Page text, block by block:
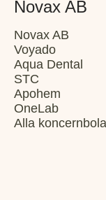
Novax AB
Novax AB
Voyado
Aqua Dental
STC
Apohem
OneLab
Alla